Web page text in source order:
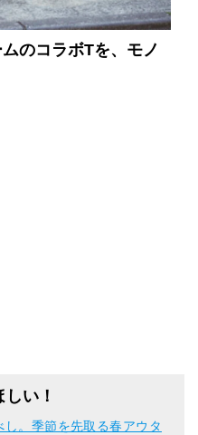
のコラボTを、モノ
い！
。季節を先取る春アウタ